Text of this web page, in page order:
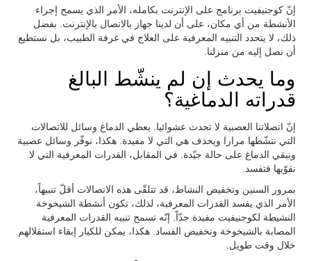
إنّ كوجنيفيت برنامج على الإنترنت بكامله، الأمر الذي يسمح إجراء
الأنشطة من أي مكان، على أن لدينا جهاز بالاتصال بالإنترنت. بفضل
ذلك، لا يتحدد التنبيه المعرفية على العلاج في غرفة الطبيب، بل نستطيع
أن نصل إليه من منزلنا.
وما يحدث إن لم ينشّط البالغ
قدراته الدماغية؟
إنّ اتصلاتنا العصبية لا تحدث عشوائيا. يعطي الدماغ وسائل للاتصالات
التي ننشّطها مرارا ويحذف هي التي لا مفيدة. هكذا، نوفّر وسائل عصبية
ونبقي الدماغ على حالة جيّدة. في المقابل، القدرات المعرفية التي لا
نقوّيها فتفسد.
بمرور السنين وتخفيض النشاط، قد تتلقّى هذه الاتصالات أقلّ تنبيهاً،
الأمر الذي يفسد القدرات المعرفية، لذلك، تكون أنشطة الشيخوخة
النشيطة لكوجنيفيت مفيدة جدّاً. إنّه تسمح تنبيه القدرات المعرفية
المصابة بالشيخوخة وتخفيض الفساد. هكذا، يمكن للكبار إبقاء استقلالهم
خلال وقت طويل.